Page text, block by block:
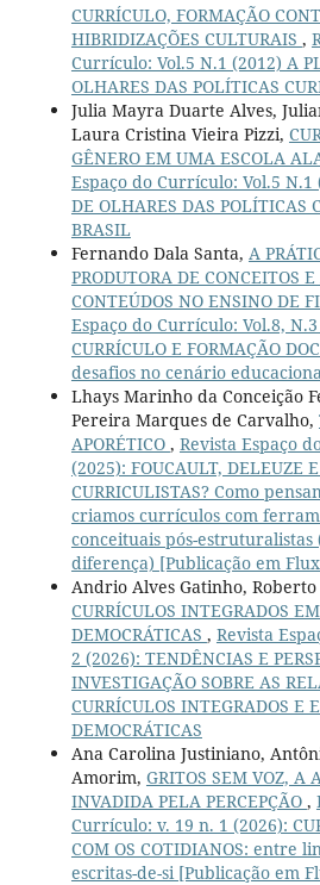
CURRÍCULO, FORMAÇÃO
HIBRIDIZAÇÕES CULTURAIS ,
Currículo: Vol.5 N.1 (2012) A
OLHARES DAS POLÍTICAS
Julia Mayra Duarte Alves,
Laura Cristina Vieira Pizzi,
GÊNERO EM UMA ESCOLA
Espaço do Currículo: Vol.5 N.1
DE OLHARES DAS POLÍTICAS
BRASIL
Fernando Dala Santa, A
PRODUTORA DE CONCEITOS
CONTEÚDOS NO ENSINO DE
Espaço do Currículo: Vol.8, N.3
CURRÍCULO E FORMAÇÃO
desafios no cenário
Lhays Marinho da Conceição
Pereira Marques de Carvalho,
APORÉTICO , Revista Espaço
(2025): FOUCAULT, DELEUZE
CURRICULISTAS? Como
criamos currículos com
conceituais pós-estruturalistas
diferença) [Publicação em
Andrio Alves Gatinho, Roberto
CURRÍCULOS INTEGRADOS
DEMOCRÁTICAS , Revista
2 (2026): TENDÊNCIAS E
INVESTIGAÇÃO SOBRE AS
CURRÍCULOS INTEGRADOS E
DEMOCRÁTICAS
Ana Carolina Justiniano,
Amorim, GRITOS SEM VOZ, A
INVADIDA PELA PERCEPÇÃO ,
Currículo: v. 19 n. 1 (2026):
COM OS COTIDIANOS: entre
escritas-de-si [Publicação em